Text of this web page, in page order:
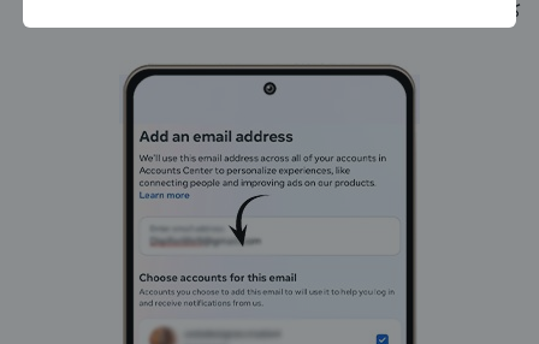
که شما صاحب واقعی حساب هستید.